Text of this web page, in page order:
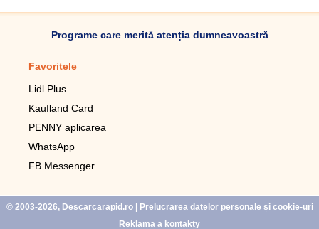
Programe care merită atenția dumneavoastră
Favoritele
Lidl Plus
Kaufland Card
PENNY aplicarea
WhatsApp
FB Messenger
© 2003-2026, Descarcarapid.ro|
Prelucrarea datelor personale și cookie-uri
Reklama a kontakty